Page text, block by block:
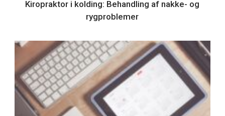
Kiropraktor i kolding: Behandling af nakke- og
rygproblemer